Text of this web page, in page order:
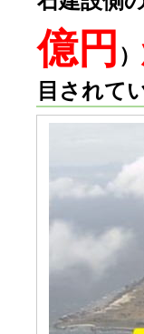
億円 ）
目されて